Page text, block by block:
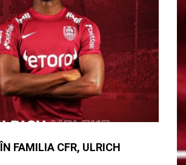
FAMILIA CFR, ULRICH